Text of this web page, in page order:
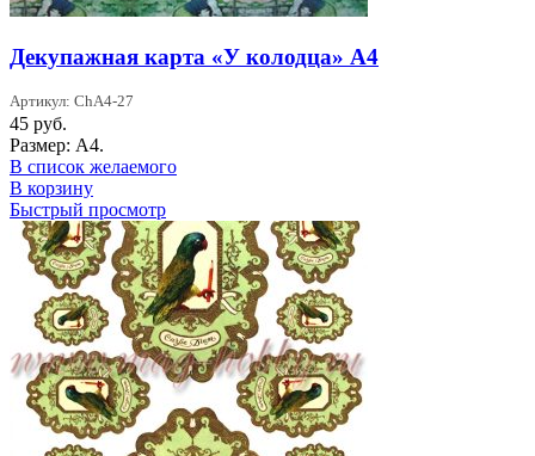
Декупажная карта «У колодца» А4
Артикул: ChA4-27
45 руб.
Размер: А4.
В список желаемого
В корзину
Быстрый просмотр